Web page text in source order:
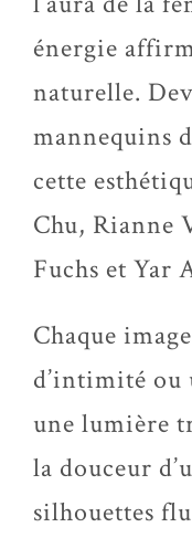
énergie
naturelle.
mannequins
cette
Chu, Rianne
Fuchs et Yar
Chaque
d’intimité ou
une lumière
la douceur
silhouettes